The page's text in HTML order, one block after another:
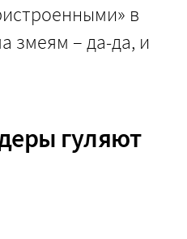
в
змеям – да-да, и
гуляют